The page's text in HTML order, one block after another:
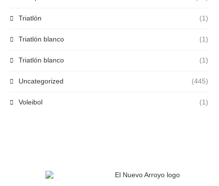
Triatlón (1)
Triatlón blanco (1)
Triatlón blanco (1)
Uncategorized (445)
Voleibol (1)